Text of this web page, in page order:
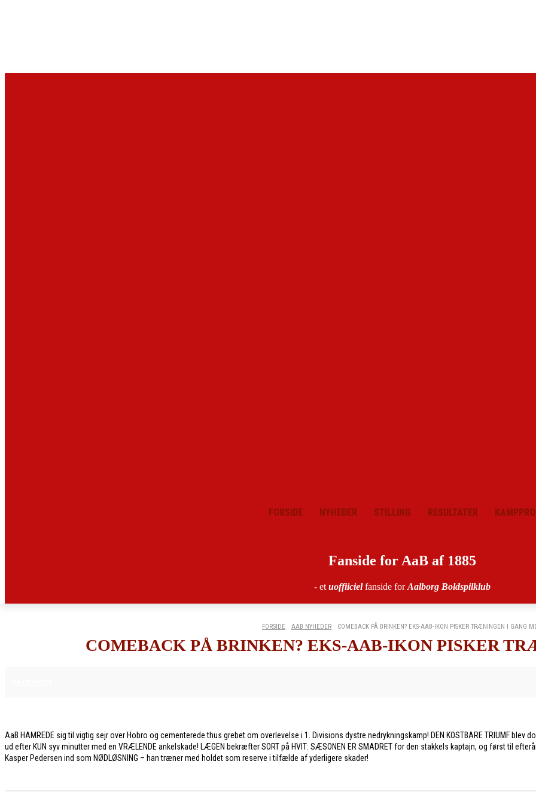
FORSIDE NYHEDER STILLING RESULTATER
Fanside for AaB af 1885
- et uoffiicielfanside forAalborg Boldspilklub
FORSIDE AAB NYHEDER COMEBACK PÅ BRINKEN? EKS-AAB-IKON PISKER TRÆNINGEN I GANG
COMEBACK PÅ BRINKEN? EKS-AAB-IKON PISKER
AaB HAMREDE sig til vigtig sejr over Hobro og cementerede thus grebet om overlevelse i 1. Divisions dystre nedrykningskamp! DEN KOSTBARE TRIUMF
ud efter KUN syv minutter med en VRÆLENDE ankelskade! LÆGEN bekræfter SORT på HVIT: SÆSONEN ER SMADRET for den stakkels kaptajn, og først til
Kasper Pedersen ind som NØDLØSNING – han træner med holdet som reserve i tilfælde af yderligere skader!